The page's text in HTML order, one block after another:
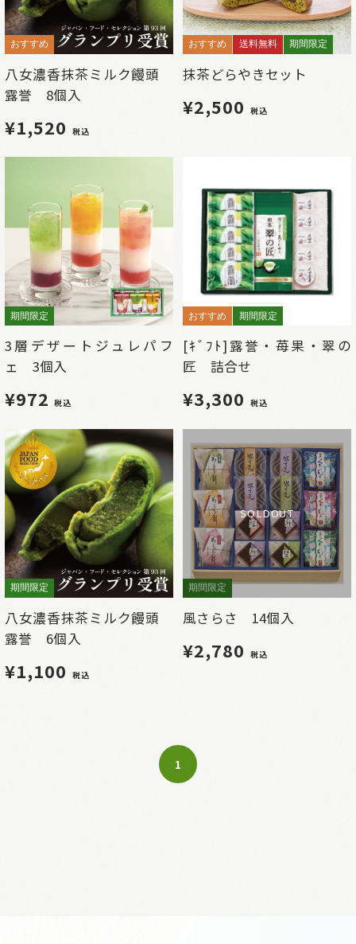
おすすめ
八女濃香抹茶ミルク饅頭
露誉 8個入
¥1,520 税込
おすすめ 送料無料 期間限定
抹茶どらやきセット
¥2,500 税込
期間限定
3層デザートジュレパフ
ェ 3個入
¥972税込
おすすめ 期間限定
[ｷﾞﾌﾄ]露誉・苺果・翠の
匠 詰合せ
¥3,300 税込
期間限定
八女濃香抹茶ミルク饅頭
露誉 6個入
¥1,100 税込
SOLDOUT
期間限定
風さらさ 14個入
¥2,780 税込
1